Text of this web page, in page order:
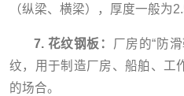
（纵梁、横梁），厚度一般为
7. 花纹钢板： 厂房的“防
纹，用于制造厂房、船舶、工
的场合。